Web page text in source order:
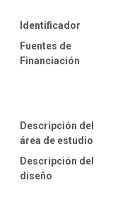
Identificador
Fuentes de
Financiación
Descripción del
área de estudio
Descripción del
diseño